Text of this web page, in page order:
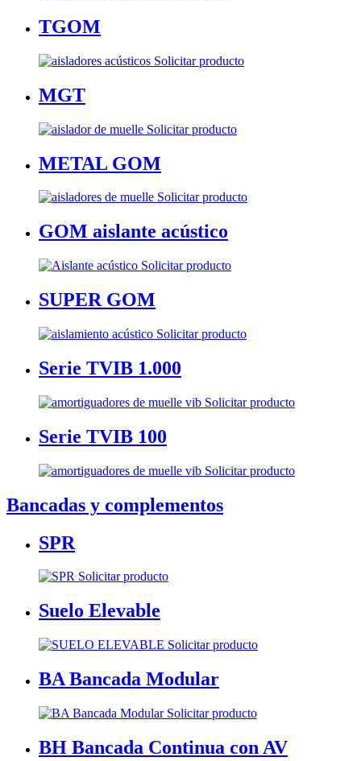
TGOM
Solicitar producto
MGT
Solicitar producto
METAL GOM
Solicitar producto
GOM aislante acústico
Solicitar producto
SUPER GOM
Solicitar producto
Serie TVIB 1.000
Solicitar producto
Serie TVIB 100
Solicitar producto
Bancadas y complementos
SPR
Solicitar producto
Suelo Elevable
Solicitar producto
BA Bancada Modular
Solicitar producto
BH Bancada Continua con AV